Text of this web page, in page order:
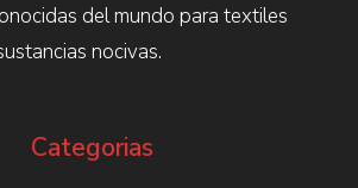
del mundo para textiles
nocivas.
Categorias